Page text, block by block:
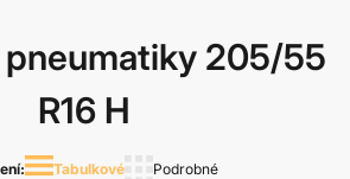
205/55
R16 H
Tabulkové
Podrobné